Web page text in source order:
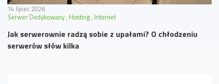
14 lipiec 2026
Serwer Dedykowany Hosting Internet
Jak serwerownie radzą sobie z upałami? O chłodzeniu
serwerów słów kilka